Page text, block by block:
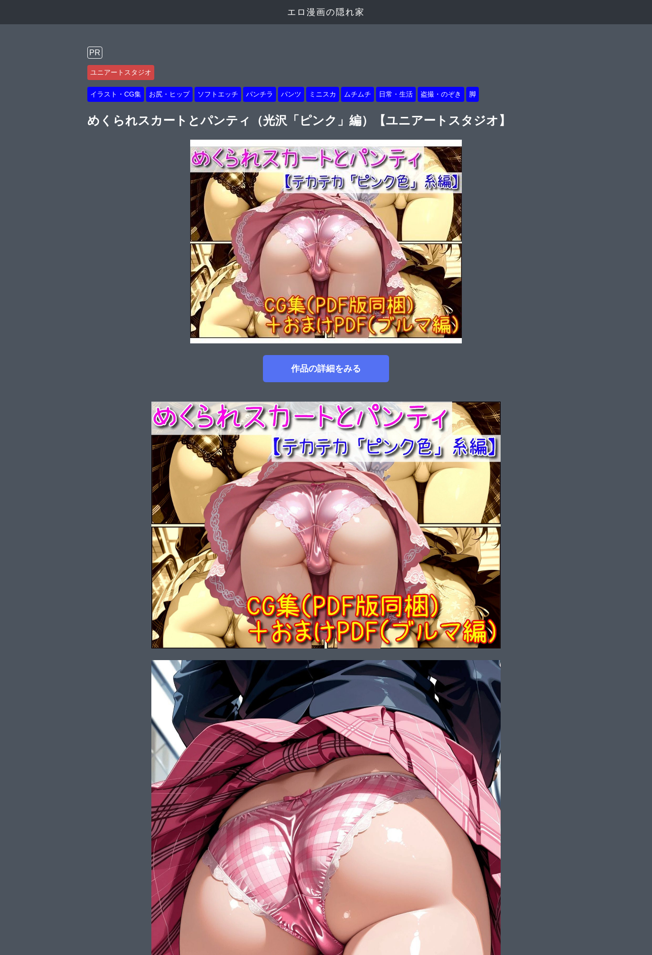
エロ漫画の隠れ家
PR
ユニアートスタジオ
イラスト・CG集 お尻・ヒップ ソフトエッチ パンチラ パンツ ミニスカ ムチムチ 日常・生活 盗撮・のぞき 脚
めくられスカートとパンティ（光沢「ピンク」編）【ユニアートスタジオ】
作品の詳細をみる